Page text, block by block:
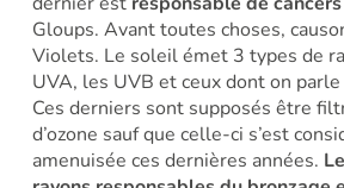
Gloups. Avant toutes choses,
Violets. Le soleil émet 3 types de
UVA, les UVB et ceux dont on
Ces derniers sont supposés être
d’ozone sauf que celle-ci s’est
amenuisée ces dernières années.